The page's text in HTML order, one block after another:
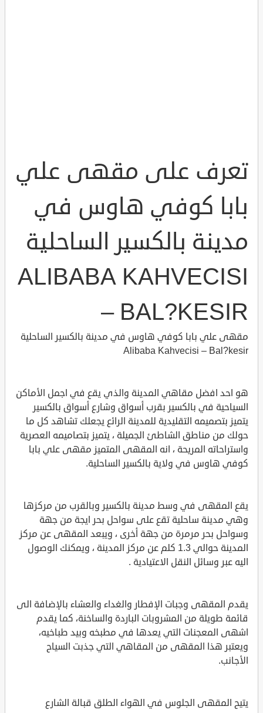
تعرف على مقهى علي
بابا كوفي هاوس في
مدينة بالكسير الساحلية
ALIBABA KAHVECISI
– BAL?KESIR
مقهى علي بابا كوفي هاوس في مدينة بالكسير الساحلية
Alibaba Kahvecisi – Bal?kesir
هو احد افضل مقاهي المدينة والذي يقع في اجمل الأماكن
السياحية في بالكسير بقرب أسواق وشارع أسواق بالكسير
يتميز بتصميمه التقليدية للمدينة الرائع يجعلك تشاهد كل ما
حولك من مناطق الشاطئ الجميلة ، يتميز بتصاميمه العصرية
واستراحاته المريحة ، انه المقهى المتميز مقهى علي بابا
كوفي هاوس في ولاية بالكسير الساحلية.
يقع المقهى في وسط مدينة بالكسير وبالقرب من مركزها
وهي مدينة ساحلية تقع على سواحل بحر ايجة من جهة
وسواحل بحر مرمرة من جهة أخرى ، ويبعد المقهى عن مركز
المدينة حوالي 1.3 كلم عن مركز المدينة ، ويمكنك الوصول
اليه عبر وسائل النقل الاعتيادية .
يقدم المقهى وجبات الإفطار والغداء والعشاء بالإضافة الى
قائمة طويلة من المشروبات الباردة والساخنة، كما يقدم
اشهى المعجنات التي يعدها في مطبخه وبيد طباخيه،
ويعتبر هذا المقهى من المقاهي التي جذبت السياح
الأجانب.
يتيح المقهى الجلوس في الهواء الطلق قبالة الشارع